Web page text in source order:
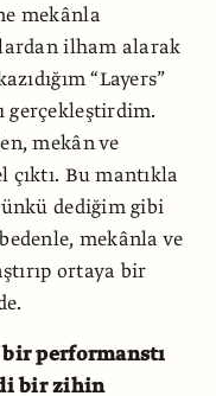
mekânla
ilham alarak
“Layers”
gerçekleştirdim.
mekân ve
çıktı. Bu mantıkla
dediğim gibi
mekânla ve
ortaya bir
bir performanstı
bir zihin